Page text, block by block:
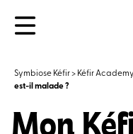
Symbiose Kéfir> Kéfir Academy
est-il malade ?
Mon